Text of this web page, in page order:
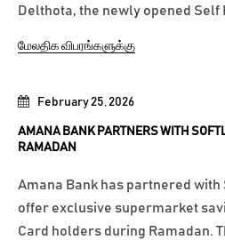
February 25, 2026
AMANA BANK PARTNERS WITH
RAMADAN
Amana Bank has partnered
offer exclusive supermarket
Card holders during Ramadan.
Delthota, the newly opened Self
மேலதிக விபரங்களுக்கு